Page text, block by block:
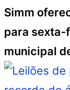
Simm
para sexta-
municipal